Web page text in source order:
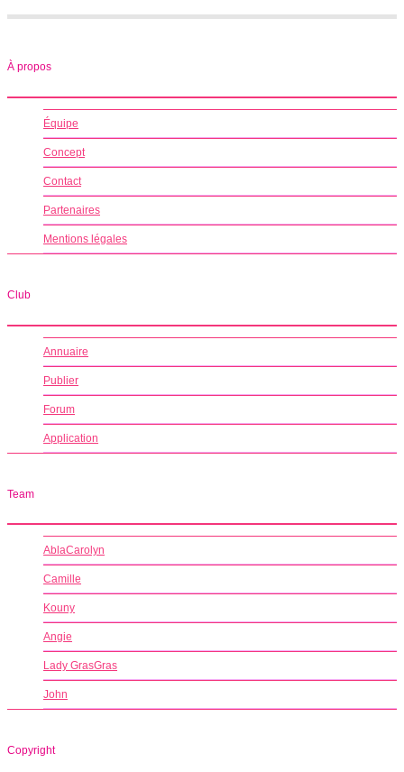
À propos
Équipe
Concept
Contact
Partenaires
Mentions légales
Club
Annuaire
Publier
Forum
Application
Team
AblaCarolyn
Camille
Kouny
Angie
Lady GrasGras
John
Copyright